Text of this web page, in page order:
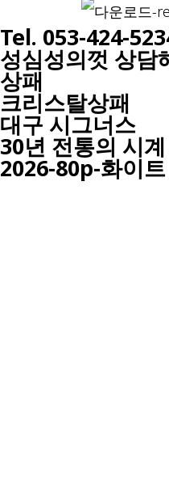
Tel. 053-424-
성심성의껏 상담
상패
크리스탈상패
대구 시그너스
30년 전통의 시
2026-80p-화이